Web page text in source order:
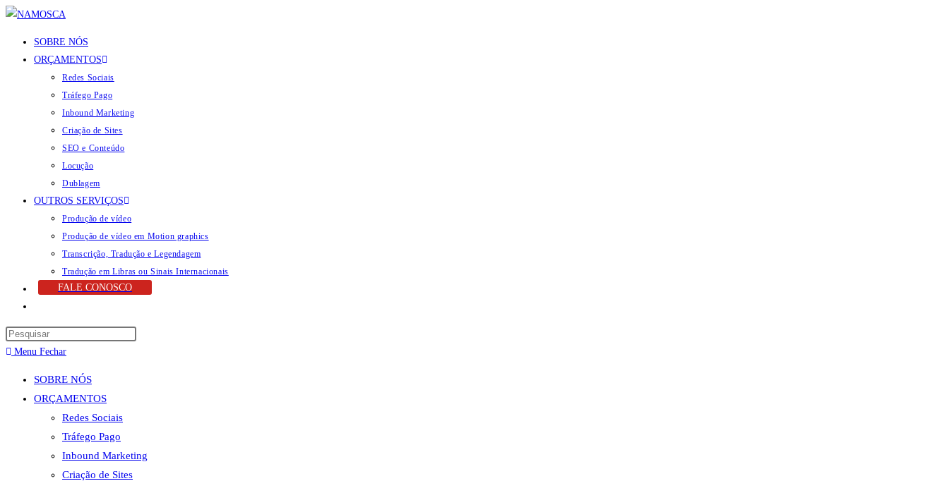
SOBRE NÓS
ORÇAMENTOS
Redes Sociais
Tráfego Pago
Inbound Marketing
Criação de Sites
SEO e Conteúdo
Locução
Dublagem
OUTROS SERVIÇOS
Produção de vídeo
Produção de vídeo em Motion graphics
Transcrição, Tradução e Legendagem
Tradução em Libras ou Sinais Internacionais
FALE CONOSCO
Menu Fechar
SOBRE NÓS
ORÇAMENTOS
Redes Sociais
Tráfego Pago
Inbound Marketing
Criação de Sites